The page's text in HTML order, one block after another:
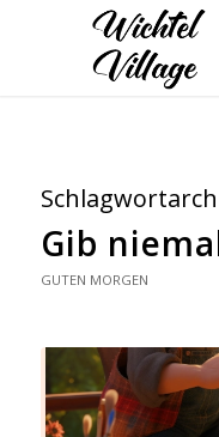
Gib
GUTEN MORGEN